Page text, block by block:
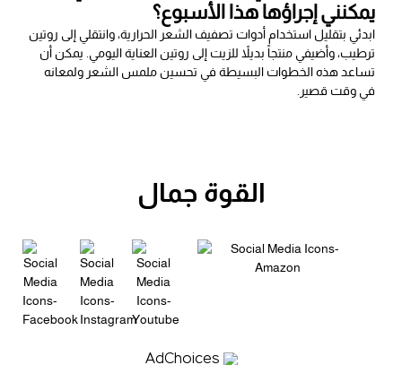
يمكنني إجراؤها هذا الأسبوع؟
ابدئي بتقليل استخدام أدوات تصفيف الشعر الحرارية، وانتقلي إلى روتين
ترطيب، وأضيفي منتجاً بديلاً للزيت إلى روتين العناية اليومي. يمكن أن
تساعد هذه الخطوات البسيطة في تحسين ملمس الشعر ولمعانه
في وقت قصير.
القوة جمال
AdChoices